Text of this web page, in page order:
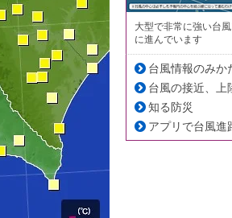
大型で非常に強い台
に進んでいます
台風情報のみか
台風の接近、上
知る防災
アプリで台風進